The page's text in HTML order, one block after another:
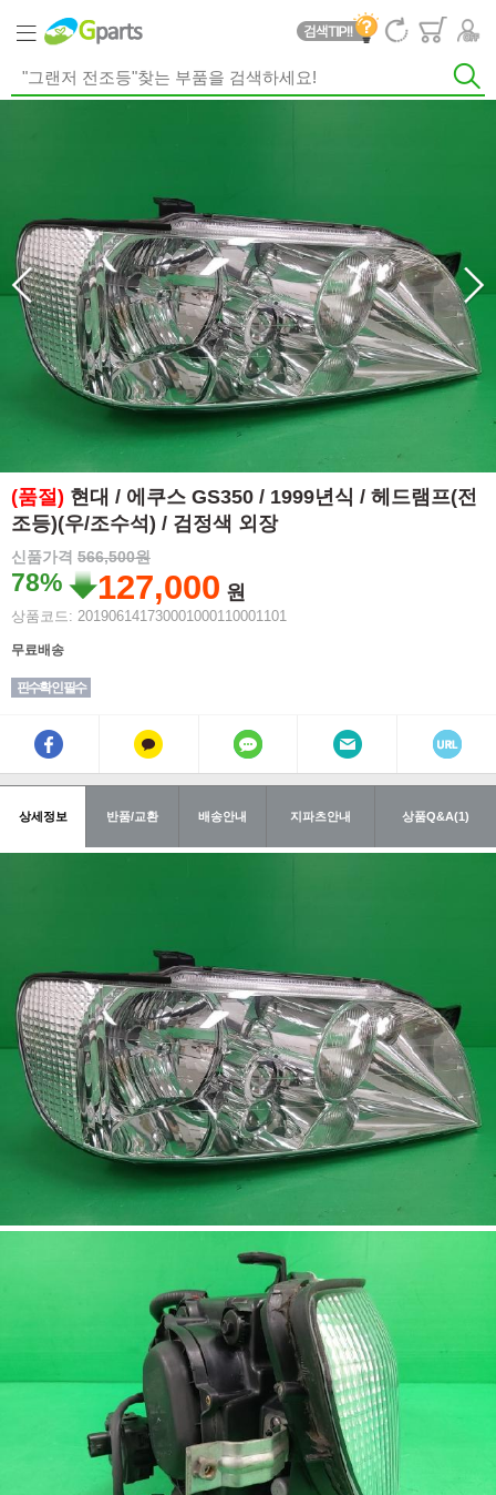
(품절) 현대 / 에쿠스 GS350 / 1999년식 / 헤드램프(전
조등)(우/조수석) / 검정색 외장
신품가격 566,500원
78% 127,000 원
상품코드: 201906141730001000110001101
무료배송
핀수확인 필수
상세정보 반품/교환 배송안내 지파츠안내 상품Q&A(1)